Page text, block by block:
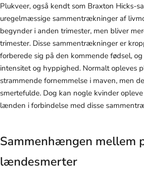
Plukveer, også kendt som Braxton Hicks-
uregelmæssige sammentrækninger af
begynder i anden trimester, men bliver
trimester. Disse sammentrækninger er
forberede sig på den kommende fødsel,
intensitet og hyppighed. Normalt opleves
strammende fornemmelse i maven, men
smertefulde. Dog kan nogle kvinder
lænden i forbindelse med disse
Sammenhængen mellem
lændesmerter